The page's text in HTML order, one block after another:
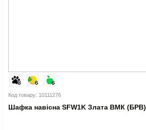
Код товару: 10111276
Шафка навісна SFW1K Злата ВМК (БРВ)